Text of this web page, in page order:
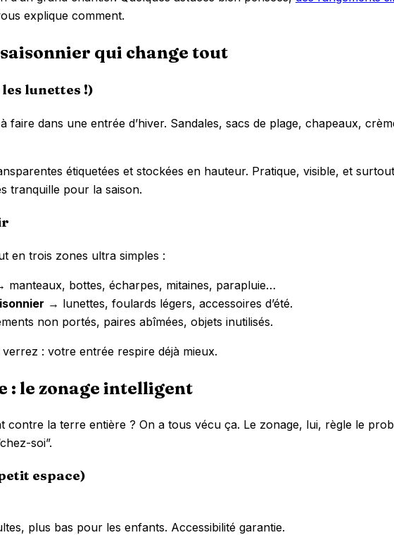
explique comment.
qui change tout
lunettes !)
faire dans une entrée d’hiver. Sandales, sacs de plage, chapeaux,
étiquetées et stockées en hauteur. Pratique, visible, et
tranquille pour la saison.
en trois zones ultra simples :
manteaux, bottes, écharpes, mitaines, parapluie…
→ lunettes, foulards légers, accessoires d’été.
non portés, paires abîmées, objets inutilisés.
: votre entrée respire déjà mieux.
: le zonage intelligent
contre la terre entière ? On a tous vécu ça. Le zonage, lui, règle le
soi”.
espace)
plus bas pour les enfants. Accessibilité garantie.